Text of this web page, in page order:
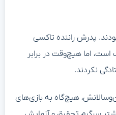
پدرش راننده تاکسی
است، اما هیچ‌وقت در برابر
نکردند.
هیچ‌گاه به بازی‌های